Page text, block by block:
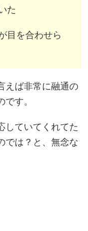
た
目を合わせら
えば非常に融通の
す。
していてくれてた
では？と、無念な